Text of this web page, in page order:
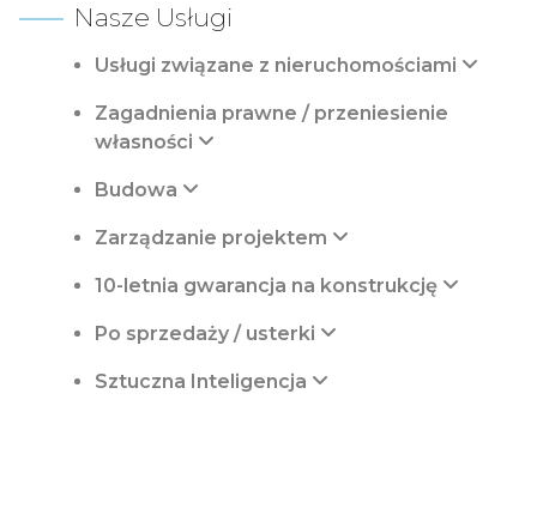
Nasze Usługi
Usługi związane z nieruchomościami
Zagadnienia prawne / przeniesienie
własności
Budowa
Zarządzanie projektem
10-letnia gwarancja na konstrukcję
Po sprzedaży / usterki
Sztuczna Inteligencja